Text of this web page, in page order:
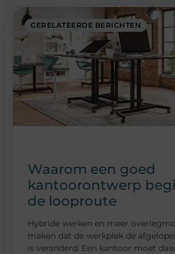
GERELATEERDE BERICHTEN
Waarom een goed
kantoorontwerp
de looproute
Hybride werken en meer
maken dat de werkplek de
is veranderd. Een kantoor moet